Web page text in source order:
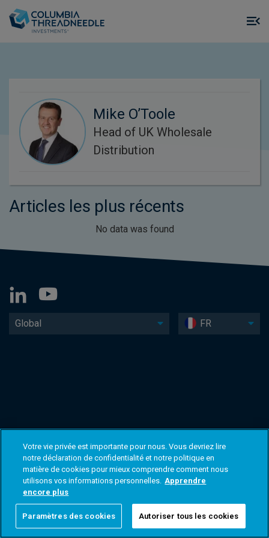
Mike O’Toole
Head of UK Wholesale
Distribution
Articles les plus récents
No data was found
Global FR
Votre vie privée est importante pour nous. Vous devriez lire
notre déclaration de confidentialité et notre politique en
matière de cookies pour mieux comprendre comment nous
utilisons vos informations personnelles. Apprendre
encore plus
Paramètres des cookies Autoriser tous les cookies